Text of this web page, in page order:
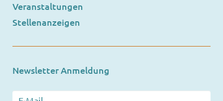
Veranstaltungen
Stellenanzeigen
Newsletter Anmeldung